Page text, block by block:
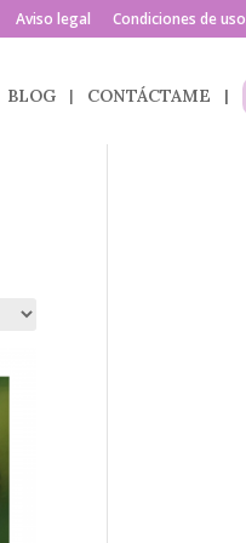
Aviso legal Condiciones de uso
BLOG CONTÁCTAME